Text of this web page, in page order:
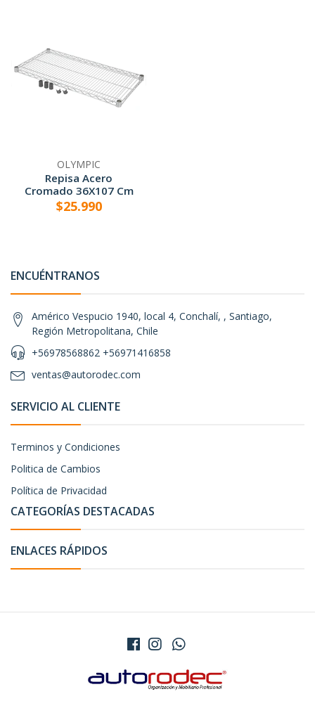
OLYMPIC
Repisa Acero
Cromado 36X107 Cm
$25.990
ENCUÉNTRANOS
Américo Vespucio 1940, local 4, Conchalí, , Santiago,
Región Metropolitana, Chile
+56978568862 +56971416858
ventas@autorodec.com
SERVICIO AL CLIENTE
Terminos y Condiciones
Politica de Cambios
Política de Privacidad
CATEGORÍAS DESTACADAS
ENLACES RÁPIDOS